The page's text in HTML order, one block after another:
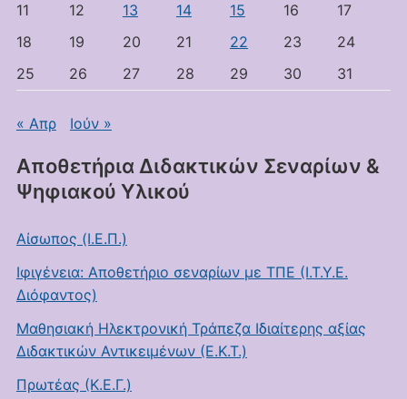
11
12 13 14 15 16
17
18
19 20 21 22 23
24
25
26 27 28 29 30 31
« Απρ Ιούν »
Αποθετήρια Διδακτικών Σεναρίων &
Ψηφιακού Υλικού
Αίσωπος (Ι.Ε.Π.)
Ιφιγένεια: Αποθετήριο σεναρίων με ΤΠΕ (Ι.Τ.Υ.Ε.
Διόφαντος)
Μαθησιακή Ηλεκτρονική Τράπεζα Ιδιαίτερης αξίας
Διδακτικών Αντικειμένων (Ε.Κ.Τ.)
Πρωτέας (Κ.Ε.Γ.)